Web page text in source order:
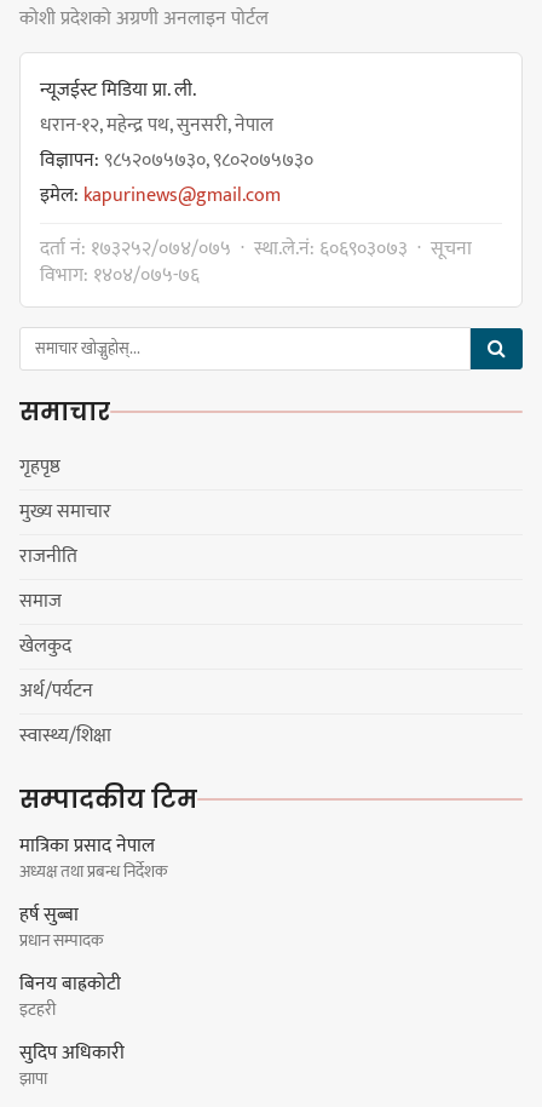
हर्क साम्पाङको क्युआरटी विघटन गर्ने
विज्ञप्ती
डिपो बास्केटबलको फाइनलमा प्रभात र
पाराडाइज भिड्ने
हिमालयन मेघा,हिमशिखर, पाराडाइज र
जनालाई विद्वत सम्मान
कोशी प्रदेशको अग्रणी अनलाइन पोर्टल
न्यूजईस्ट मिडिया प्रा. ली.
धरान-१२, महेन्द्र पथ, सुनसरी, नेपाल
विज्ञापन:९८५२०७५७३०, ९८०२०७५७३०
इमेल: kapurinews@gmail.com
दर्ता नं: १७३२५२/०७४/०७५ · स्था.ले.नं: ६०६९०३०७३ · सूचना
विभाग: १४०४/०७५-७६
समाचार
गृहपृष्ठ
मुख्य समाचार
राजनीति
समाज
खेलकुद
अर्थ/पर्यटन
स्वास्थ्य/शिक्षा
सम्पादकीय टिम
मात्रिका प्रसाद नेपाल
अध्यक्ष तथा प्रबन्ध निर्देशक
हर्ष सुब्बा
प्रधान सम्पादक
बिनय बाह्रकोटी
इटहरी
सुदिप अधिकारी
झापा